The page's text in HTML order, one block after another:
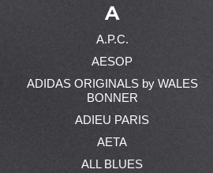
A
A.P.C.
AESOP
ADIDAS ORIGINALS by WALES
BONNER
ADIEU PARIS
AETA
ALL BLUES